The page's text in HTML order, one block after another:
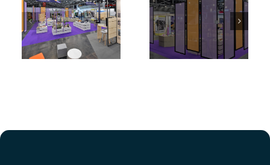
Raumkonzepte
/ ISPO Munich
2025 2
Raumkonzepte
/ World of
Quantum
2025 3